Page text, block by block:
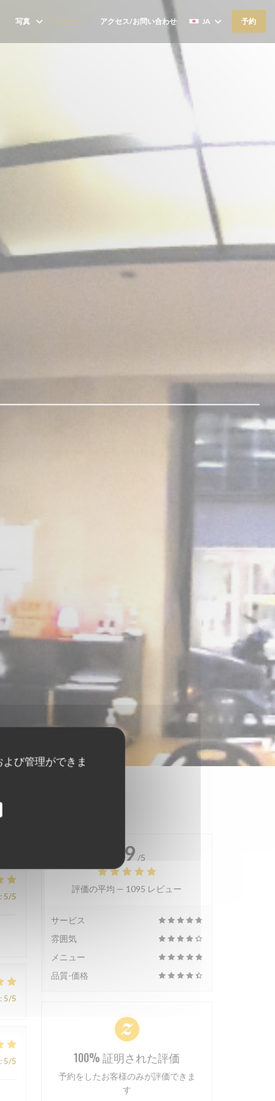
び管理ができま
写真 レビュー ((新しいウィンドウで開きます))
アクセス/お問い合わせ JA 予約
: 5/5
:5/5
: 5/5
4.9 /5
評価の平均 — 1095 レビュー
サービス
雰囲気
メニュー
品質-価格
100% 証明された評価
予約をしたお客様のみが評価できま
す